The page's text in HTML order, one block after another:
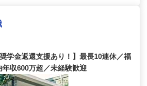
奨学金返還支援あり！】最長10連休／福
収600万超／未経験歓迎